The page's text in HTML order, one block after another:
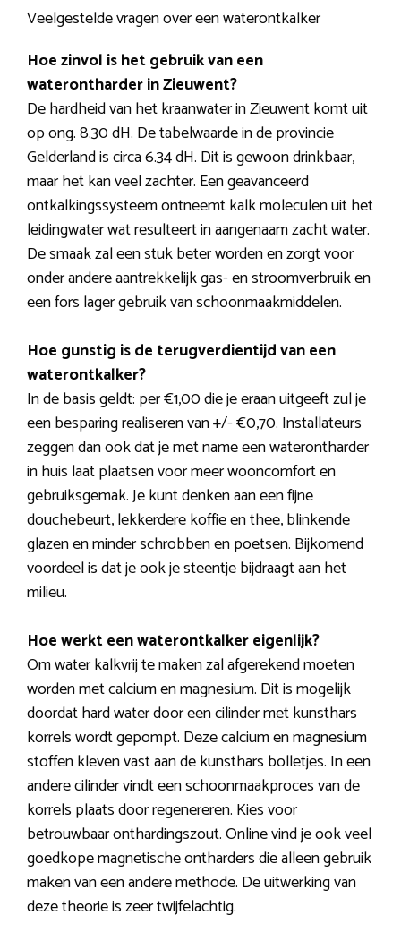
Veelgestelde vragen over een waterontkalker
Hoe zinvol is het gebruik van een
waterontharder in Zieuwent?
De hardheid van het kraanwater in Zieuwent komt uit
op ong. 8.30 dH. De tabelwaarde in de provincie
Gelderland is circa 6.34 dH. Dit is gewoon drinkbaar,
maar het kan veel zachter. Een geavanceerd
ontkalkingssysteem ontneemt kalk moleculen uit het
leidingwater wat resulteert in aangenaam zacht water.
De smaak zal een stuk beter worden en zorgt voor
onder andere aantrekkelijk gas- en stroomverbruik en
een fors lager gebruik van schoonmaakmiddelen.
Hoe gunstig is de terugverdientijd van een
waterontkalker?
In de basis geldt: per €1,00 die je eraan uitgeeft zul je
een besparing realiseren van +/- €0,70. Installateurs
zeggen dan ook dat je met name een waterontharder
in huis laat plaatsen voor meer wooncomfort en
gebruiksgemak. Je kunt denken aan een fijne
douchebeurt, lekkerdere koffie en thee, blinkende
glazen en minder schrobben en poetsen. Bijkomend
voordeel is dat je ook je steentje bijdraagt aan het
milieu.
Hoe werkt een waterontkalker eigenlijk?
Om water kalkvrij te maken zal afgerekend moeten
worden met calcium en magnesium. Dit is mogelijk
doordat hard water door een cilinder met kunsthars
korrels wordt gepompt. Deze calcium en magnesium
stoffen kleven vast aan de kunsthars bolletjes. In een
andere cilinder vindt een schoonmaakproces van de
korrels plaats door regenereren. Kies voor
betrouwbaar onthardingszout. Online vind je ook veel
goedkope magnetische ontharders die alleen gebruik
maken van een andere methode. De uitwerking van
deze theorie is zeer twijfelachtig.